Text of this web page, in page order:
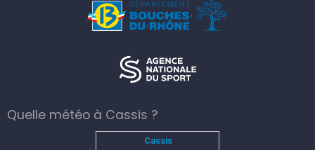
Quelle météo à Cassis ?